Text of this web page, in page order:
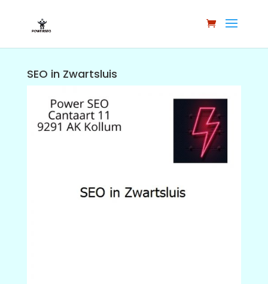
SEO in Zwartsluis